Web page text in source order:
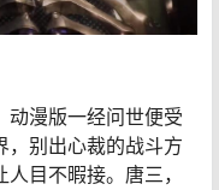
动漫版一经问世便受
，别出心裁的战斗方
目不暇接。唐三，